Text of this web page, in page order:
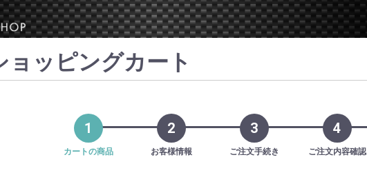
ョッピングカート
1
カートの商品
2
お客様情報
3
ご注文手続き
4
ご注文内容確認